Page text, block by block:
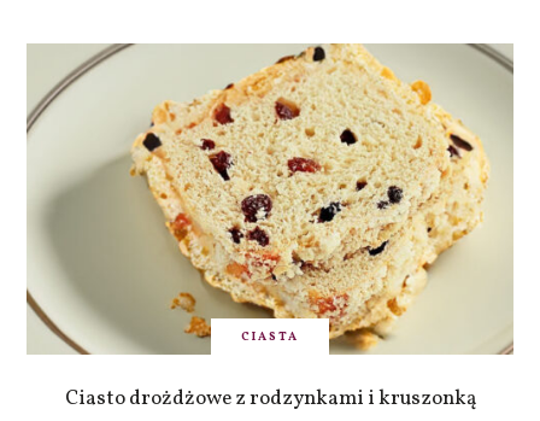
CIASTA
Ciasto drożdżowe z rodzynkami i kruszonką